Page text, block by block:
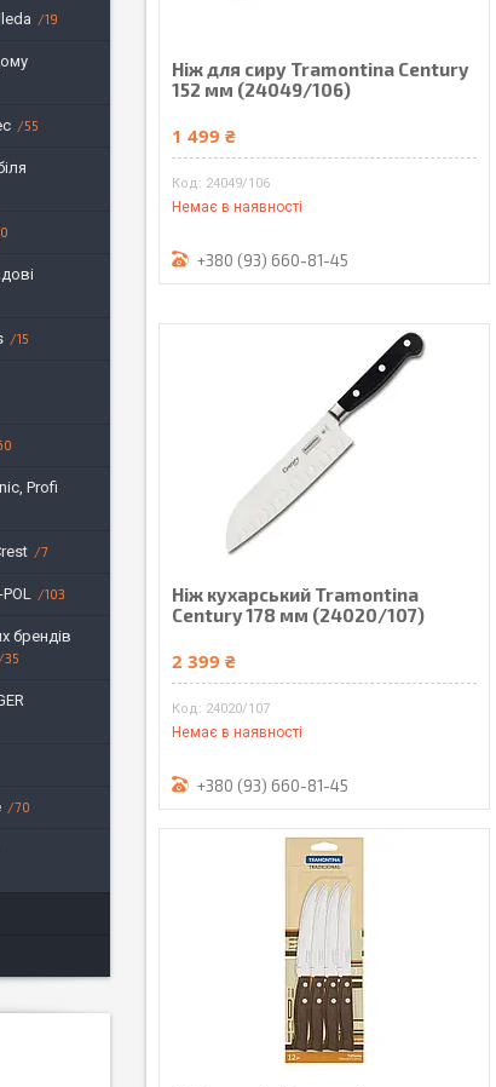
Ніж для сиру Tramontina Century
152 мм (24049/106)
1 499 ₴
24049/106
Немає в наявності
+380 (93) 660-81-45
Ніж кухарський Tramontina
Century 178 мм (24020/107)
2 399 ₴
24020/107
Немає в наявності
+380 (93) 660-81-45
19
55
15
Profi
7
103
брендів
35
70